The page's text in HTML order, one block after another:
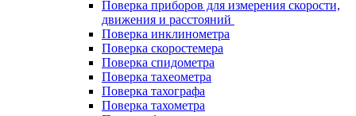
Поверка приборов для измерения скорости,
движения и расстояний
Поверка инклинометра
Поверка скоростемера
Поверка спидометра
Поверка тахеометра
Поверка тахографа
Поверка тахометра